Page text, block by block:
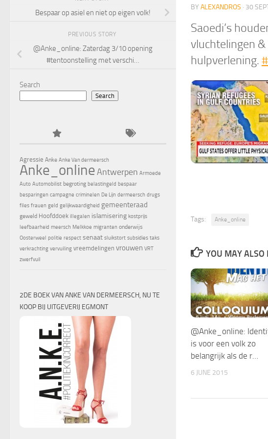
BY ALEXANDROS · 30
Saoedi’s
vluchtelingen
hulpverlening.
Tags: Anke_online
YOU MAY ALSO
@Anke_online:
is voor een volk zo
belangrijk als de r…
6 JUNE 2015
Bespaar op asiel en niet op eigen volk!
PREVIOUS STORY
@Anke_online: Zaterdag 3/10 opening
#tentoonstelling met verschi…
Search
Search
Agressie Anke Anke Van dermeersch
Anke_onlineAntwerpen Armoede
Auto Automobilist begroting belastingeld bespaar
besparingen campagne criminelen De Lijn dermeersch drugs
files frauen geld gelijkwaardigheid gemeenteraad
geweld Hoofddoek illegalen islamisering kostprijs
leefbaarheid meersch Melkkoe migranten onderwijs
Oosterweel politie respect senaat sluikstort subsidies taks
verkrachting vervuiling vreemdelingen vrouwen VRT
zwerfvuil
2DE BOEK VAN ANKE VAN DERMEERSCH, NU TE
KOOP BIJ UITGEVERIJ EGMONT